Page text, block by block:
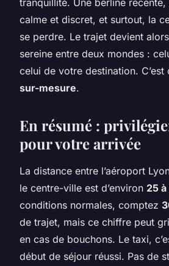
calme et discret, et surtout, la
se perdre. Le trajet devient
sereine entre deux mondes :
celui de votre destination. C’est
sur-mesure.
En résumé :
pour votre arrivée
La distance entre l’aéroport
le centre-ville est d’environ 25
conditions normales, comptez
de trajet, mais ce chiffre peut
en cas de bouchons. Le taxi,
début de séjour réussi. Pas de